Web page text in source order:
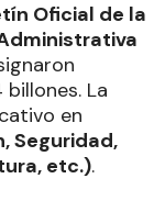
Oficial de la
La
en
Seguridad,
etc.).